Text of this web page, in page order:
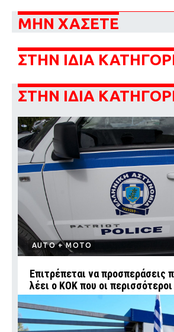
ΜΗΝ ΧΑΣΕΤΕ
ΣΤΗΝ ΙΔΙΑ
ΣΤΗΝ ΙΔΙΑ
AUTO + MOTO
Επιτρέπεται να προσπεράσεις
λέει ο ΚΟΚ που οι